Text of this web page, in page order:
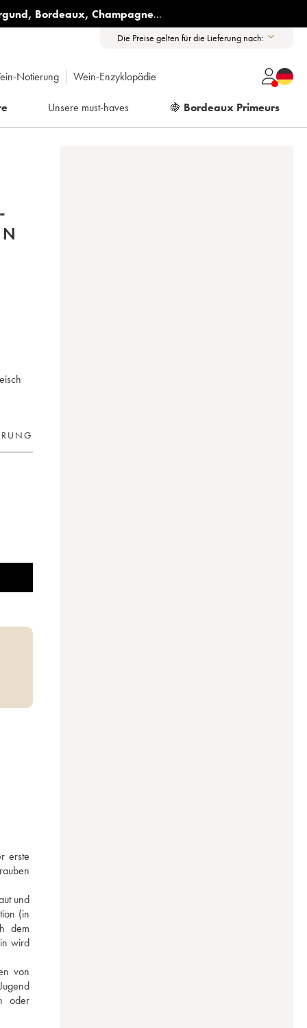
, Bordeaux, Champagne...
Die Preise gelten für die Lieferung nach:
Notierung Wein-Enzyklopädie
Unsere must-haves 🍇 Bordeaux Primeurs
erste
und
(in
dem
wird
von
oder